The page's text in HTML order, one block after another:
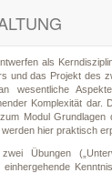
als
und das Projekt des
wesentliche
Komplexität dar.
Modul
hier praktisch
Übungen